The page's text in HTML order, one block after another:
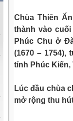
Chùa Thiên
thành vào cuối
Phúc Chu ở
(1670 – 1754),
tỉnh Phúc Kiến,
Lúc đầu chùa
mở rộng thu